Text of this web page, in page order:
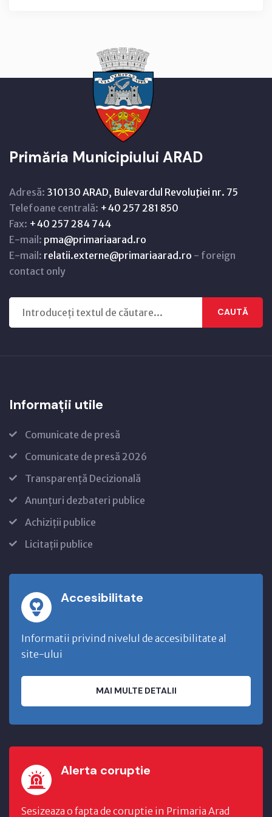
Primăria Municipiului ARAD
Adresă: 310130 ARAD, Bulevardul Revoluţiei nr. 75
Telefoane centrală: +40 257 281 850
Fax: +40 257 284 744
E-mail: pma@primariaarad.ro
E-mail: relatii.externe@primariaarad.ro - foreign
contact only
CAUTĂ
Informații utile
Comunicate de presă
Comunicate de presă 2026
Transparență Decizională
Anunțuri dezbateri publice
Achiziții publice
Licitații publice
Accesibilitate
Informatii privind nivelul de accesibilitate al
site-ului
MAI MULTE DETALII
Alerta coruptie
Sesizeaza o fapta de coruptie in Primaria Arad